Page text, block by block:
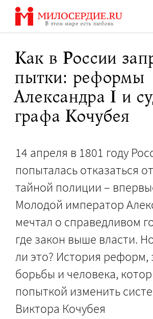
Перейти
содержанию
Как в России
пытки: реформы
Александра I и
графа Кочубея
14 апреля в 1801 году
попыталась отказаться
тайной полиции –
Молодой император
мечтал о справедливом
где закон выше власти.
ли это? История реформ,
борьбы и человека,
попыткой изменить
Виктора Кочубея